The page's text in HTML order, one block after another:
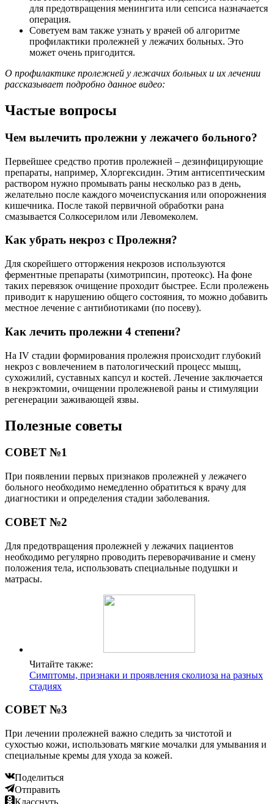
для предотвращения менингита или сепсиса назначается
операция.
Советуем вам также узнать у врачей об алгоритме
профилактики пролежней у лежачих больных. Это
может очень пригодится.
О профилактике пролежней у лежачих больных и их лечении
рассказывает подробно данное видео:
Частые вопросы
Чем вылечить пролежни у лежачего больного?
Первейшее средство против пролежней – дезинфицирующие
препараты, например, Хлоргексидин. Этим антисептическим
раствором нужно промывать раны несколько раз в день,
желательно после каждого мочеиспускания или опорожнения
кишечника. После такой первичной обработки рана
смазывается Солкосерилом или Левомеколем.
Как убрать некроз с Пролежня?
Для скорейшего отторжения некрозов используются
ферментные препараты (химотрипсин, протеокс). На фоне
таких перевязок очищение проходит быстрее. Если пролежень
приводит к нарушению общего состояния, то можно добавить
местное лечение с антибиотиками (по посеву).
Как лечить пролежни 4 степени?
На IV стадии формирования пролежня происходит глубокий
некроз с вовлечением в патологический процесс мышц,
сухожилий, суставных капсул и костей. Лечение заключается
в некрэктомии, очищении пролежневой раны и стимуляции
регенерации заживающей язвы.
Полезные советы
СОВЕТ №1
При появлении первых признаков пролежней у лежачего
больного необходимо немедленно обратиться к врачу для
диагностики и определения стадии заболевания.
СОВЕТ №2
Для предотвращения пролежней у лежачих пациентов
необходимо регулярно проводить переворачивание и смену
положения тела, использовать специальные подушки и
матрасы.
Читайте также:
Симптомы, признаки и проявления сколиоза на разных
стадиях
СОВЕТ №3
При лечении пролежней важно следить за чистотой и
сухостью кожи, использовать мягкие мочалки для умывания и
специальные кремы для ухода за кожей.
Поделиться
Отправить
Класснуть